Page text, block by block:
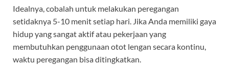
Idealnya, cobalah untuk melakukan peregangan
setidaknya 5-10 menit setiap hari. Jika Anda memiliki gaya
hidup yang sangat aktif atau pekerjaan yang
membutuhkan penggunaan otot lengan secara kontinu,
waktu peregangan bisa ditingkatkan.